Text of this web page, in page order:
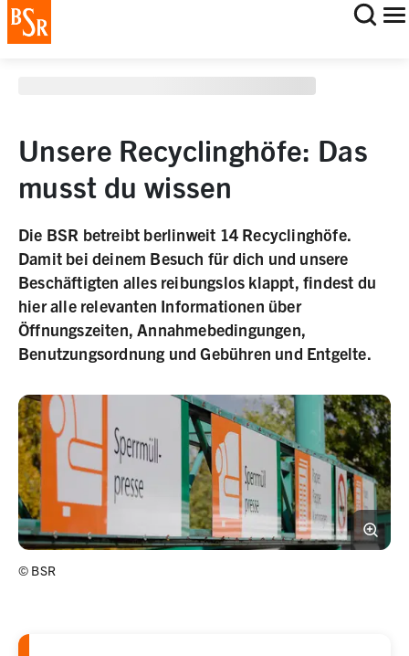
staging deployment test
Unsere Recyclinghöfe: Das
musst du wissen
Die BSR betreibt berlinweit 14 Recyclinghöfe.
Damit bei deinem Besuch für dich und unsere
Beschäftigten alles reibungslos klappt, findest du
hier alle relevanten Informationen über
Öffnungszeiten, Annahmebedingungen,
Benutzungsordnung und Gebühren und Entgelte.
© BSR